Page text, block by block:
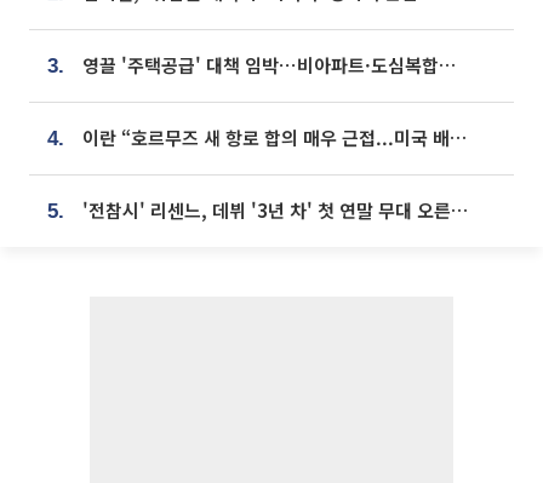
3. 영끌 '주택공급' 대책 임박⋯비아파트·도심복합까지 총동원
4. 이란 “호르무즈 새 항로 합의 매우 근접...미국 배상 먼저”
5. '전참시' 리센느, 데뷔 '3년 차' 첫 연말 무대 오른다⋯"그동안 섭외 안 와"